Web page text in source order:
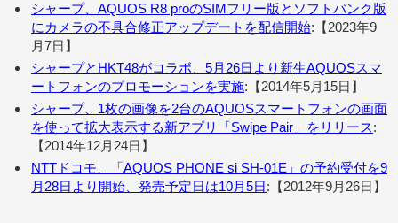
シャープ、AQUOS R8 proのSIMフリー版とソフトバンク版
にカメラの不具合修正アップデートを配信開始:【2023年9
月7日】
シャープとHKT48がコラボ、5月26日より新生AQUOSスマ
ートフォンのプロモーションを実施:【2014年5月15日】
シャープ、1枚の画像を2台のAQUOSスマートフォンの画面
を使って拡大表示する新アプリ「Swipe Pair」をリリース:
【2014年12月24日】
NTTドコモ、「AQUOS PHONE si SH-01E」の予約受付を9
月28日より開始、発売予定日は10月5日:【2012年9月26日】